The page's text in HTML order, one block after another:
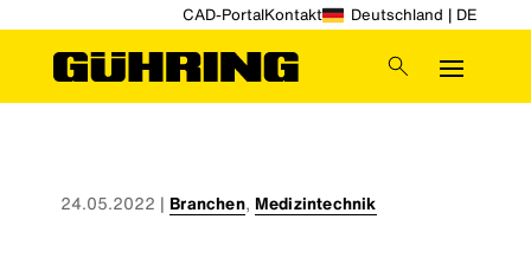
CAD-PortalKontakt Deutschland | DE
24.05.2022 |Branchen, Medizintechnik